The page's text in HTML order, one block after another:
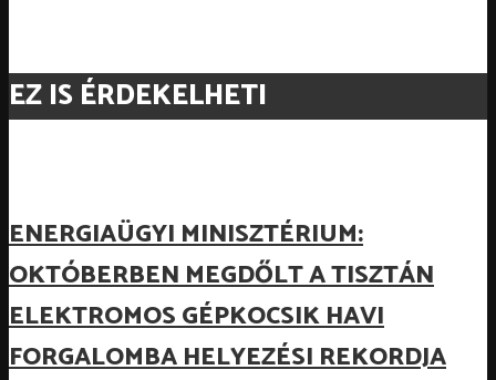
EZ IS ÉRDEKELHETI
ENERGIAÜGYI MINISZTÉRIUM:
OKTÓBERBEN MEGDŐLT A TISZTÁN
ELEKTROMOS GÉPKOCSIK HAVI
FORGALOMBA HELYEZÉSI REKORDJA